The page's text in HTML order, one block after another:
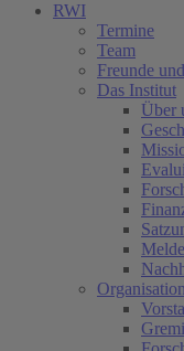
RWI
Termine
Team
Freunde
Das Institut
Über
Organisation